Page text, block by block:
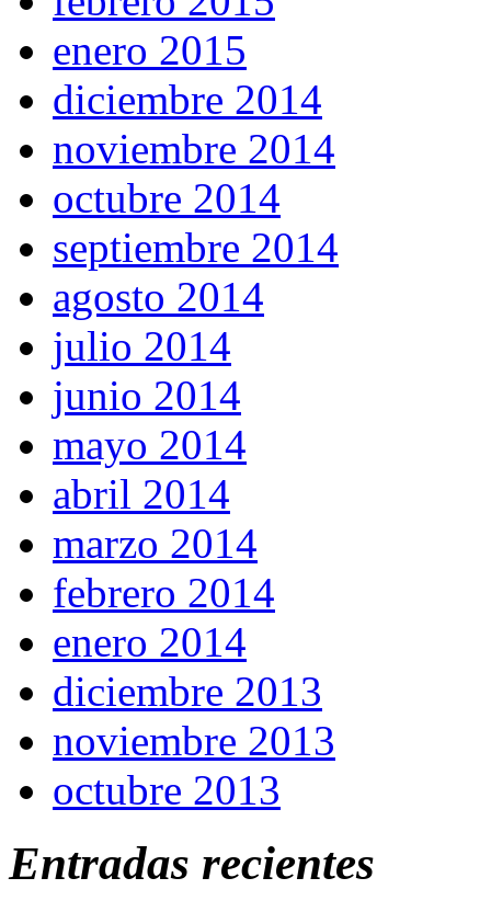
enero 2015
diciembre 2014
noviembre 2014
octubre 2014
septiembre 2014
agosto 2014
julio 2014
junio 2014
mayo 2014
abril 2014
marzo 2014
febrero 2014
enero 2014
diciembre 2013
noviembre 2013
octubre 2013
Entradas recientes